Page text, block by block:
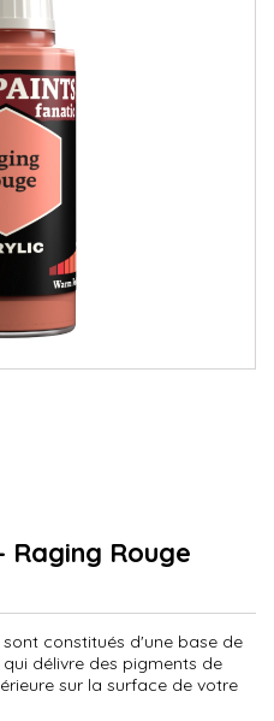
Rouge
constitués d'une base de
délivre des pigments de
sur la surface de votre